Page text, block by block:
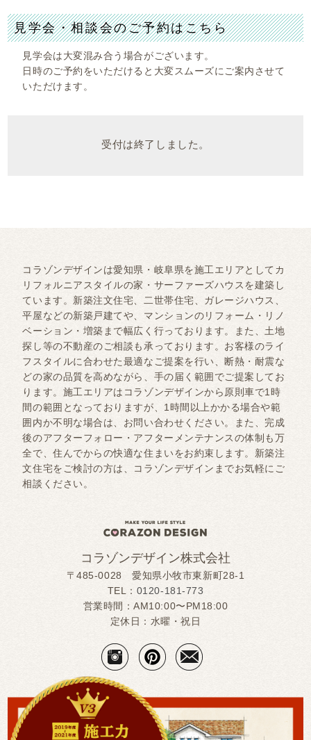
見学会・相談会のご予約はこちら
見学会は大変混み合う場合がございます。
日時のご予約をいただけると大変スムーズにご案内させて
いただけます。
受付は終了しました。
コラゾンデザインは愛知県・岐阜県を施工エリアとしてカ
リフォルニアスタイルの家・サーファーズハウスを建築し
ています。新築注文住宅、二世帯住宅、ガレージハウス、
平屋などの新築戸建てや、マンションのリフォーム・リノ
ベーション・増築まで幅広く行っております。また、土地
探し等の不動産のご相談も承っております。お客様のライ
フスタイルに合わせた最適なご提案を行い、断熱・耐震な
どの家の品質を高めながら、手の届く範囲でご提案してお
ります。施工エリアはコラゾンデザインから原則車で1時
間の範囲となっておりますが、1時間以上かかる場合や範
囲内か不明な場合は、お問い合わせください。また、完成
後のアフターフォロー・アフターメンテナンスの体制も万
全で、住んでからの快適な住まいをお約束します。新築注
文住宅をご検討の方は、コラゾンデザインまでお気軽にご
相談ください。
コラゾンデザイン株式会社
〒485-0028 愛知県小牧市東新町28-1
TEL： 0120-181-773
営業時間：AM10:00〜PM18:00
定休日：水曜・祝日